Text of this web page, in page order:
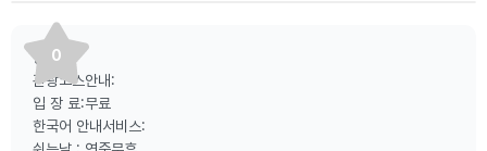
0
등산로:
관광코스안내:
입 장 료:무료
한국어 안내서비스: